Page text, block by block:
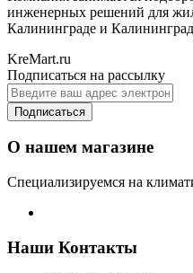
инженерных решений для
Калининграде и
KreMart.ru
Подписаться на рассылку
Подписаться
О нашем магазине
Специализируемся на
Наши Контакты